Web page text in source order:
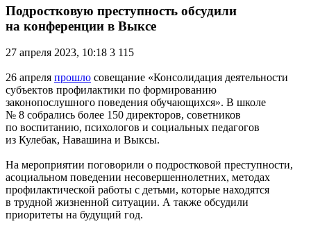
Подростковую преступность обсудили
на конференции в Выксе
27 апреля 2023, 10:18 3 115
26 апреля прошло совещание «Консолидация деятельности
субъектов профилактики по формированию
законопослушного поведения обучающихся». В школе
№ 8 собрались более 150 директоров, советников
по воспитанию, психологов и социальных педагогов
из Кулебак, Навашина и Выксы.
На мероприятии поговорили о подростковой преступности,
асоциальном поведении несовершеннолетних, методах
профилактической работы с детьми, которые находятся
в трудной жизненной ситуации. А также обсудили
приоритеты на будущий год.